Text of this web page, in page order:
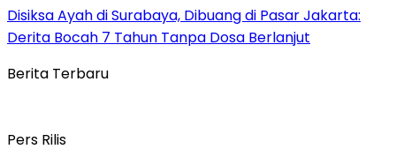
Disiksa Ayah di Surabaya, Dibuang di Pasar Jakarta:
Derita Bocah 7 Tahun Tanpa Dosa Berlanjut
Berita Terbaru
Pers Rilis